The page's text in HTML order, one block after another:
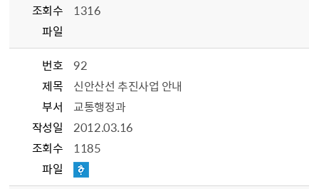
조회수
1316
파일
번호
92
제목
신안산선 추진사업 안내
부서
교통행정과
작성일
2012.03.16
조회수
1185
파일